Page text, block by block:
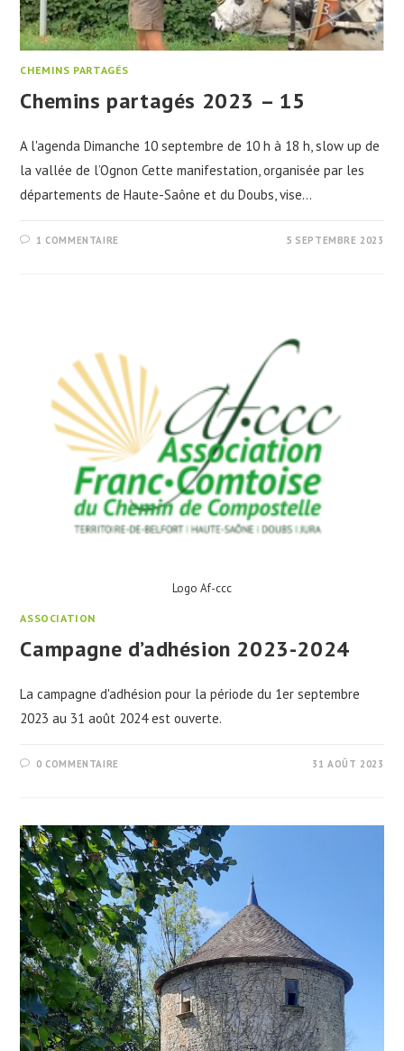
CHEMINS PARTAGÉS
Chemins partagés 2023 – 15
A l'agenda Dimanche 10 septembre de 10 h à 18 h, slow up de
la vallée de l’Ognon Cette manifestation, organisée par les
départements de Haute-Saône et du Doubs, vise…
1 COMMENTAIRE 5 SEPTEMBRE 2023
Logo Af-ccc
ASSOCIATION
Campagne d’adhésion 2023-2024
La campagne d'adhésion pour la période du 1er septembre
2023 au 31 août 2024 est ouverte.
0 COMMENTAIRE 31 AOÛT 2023